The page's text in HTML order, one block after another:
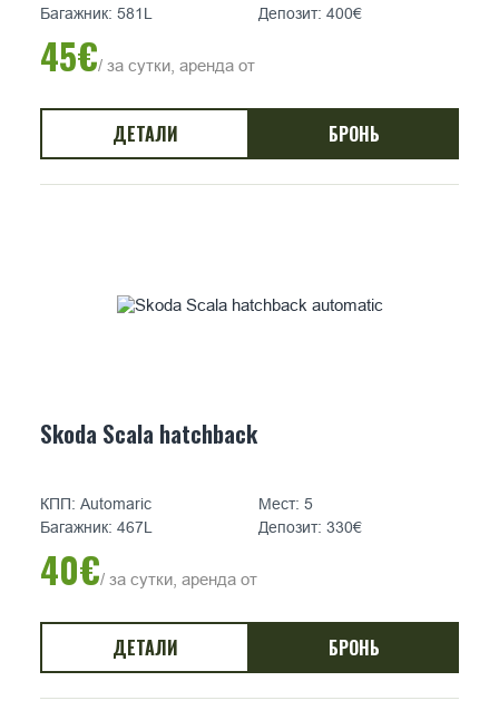
Багажник: 581L
Депозит: 400€
45€/ за сутки, аренда от
ДЕТАЛИ БРОНЬ
Skoda Scala hatchback
КПП: Automaric
Мест: 5
Багажник: 467L
Депозит: 330€
40€/ за сутки, аренда от
ДЕТАЛИ БРОНЬ